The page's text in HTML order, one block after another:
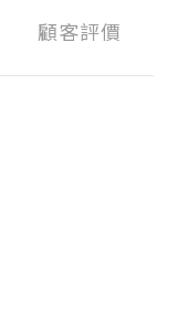
顧客評價